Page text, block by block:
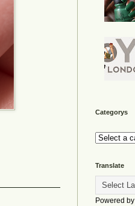
Categorys
Translate
Powered by